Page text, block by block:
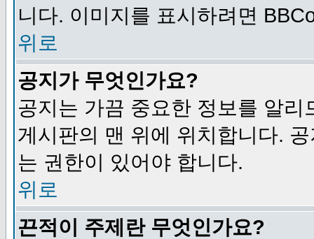
니다. 이미지를 표시하려면
위로
공지가 무엇인가요?
공지는 가끔 중요한 정보를 알
게시판의 맨 위에 위치합니다.
는 권한이 있어야 합니다.
위로
끈적이 주제란 무엇인가요?